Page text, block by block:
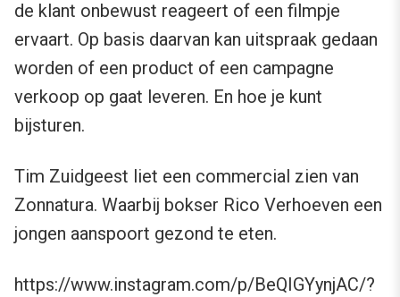
de klant onbewust reageert of een filmpje
ervaart. Op basis daarvan kan uitspraak gedaan
worden of een product of een campagne
verkoop op gaat leveren. En hoe je kunt
bijsturen.
Tim Zuidgeest liet een commercial zien van
Zonnatura. Waarbij bokser Rico Verhoeven een
jongen aanspoort gezond te eten.
https://www.instagram.com/p/BeQIGYynjAC/?